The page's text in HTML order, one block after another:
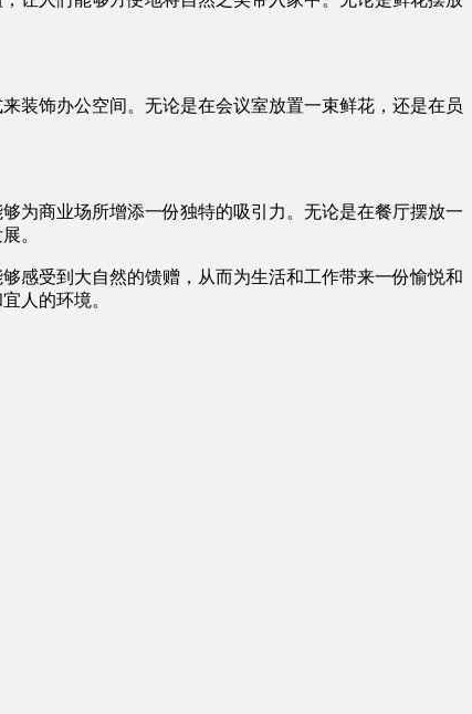
装饰办公空间。无论是在会议室放置一束鲜花，还是在员
为商业场所增添一份独特的吸引力。无论是在餐厅摆放一
。
感受到大自然的馈赠，从而为生活和工作带来一份愉悦和
人的环境。‍